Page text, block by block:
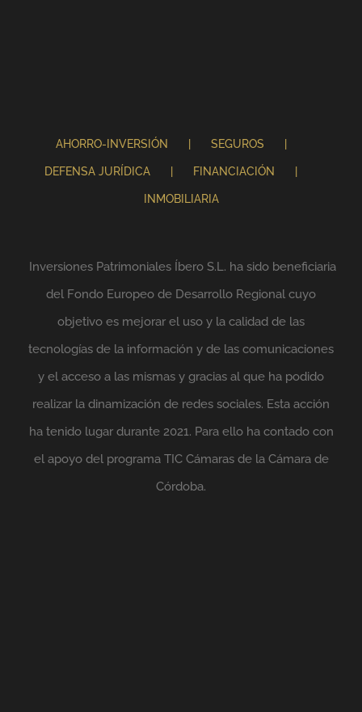
AHORRO-INVERSIÓN SEGUROS
DEFENSA JURÍDICA FINANCIACIÓN
INMOBILIARIA
Inversiones Patrimoniales Íbero S.L. ha sido beneficiaria
del Fondo Europeo de Desarrollo Regional cuyo
objetivo es mejorar el uso y la calidad de las
tecnologías de la información y de las comunicaciones
y el acceso a las mismas y gracias al que ha podido
realizar la dinamización de redes sociales. Esta acción
ha tenido lugar durante 2021. Para ello ha contado con
el apoyo del programa TIC Cámaras de la Cámara de
Córdoba.